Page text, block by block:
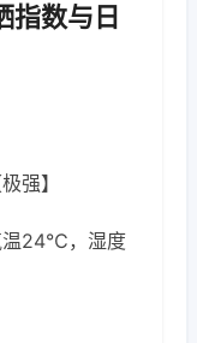
指数与日
强】
温24℃，湿度